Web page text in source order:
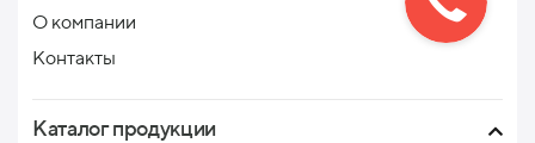
О компании
Контакты
Каталог продукции